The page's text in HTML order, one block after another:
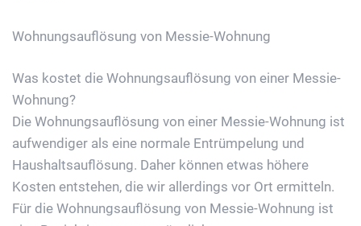
Wohnungsauflösung von Messie-Wohnung
Was kostet die Wohnungsauflösung von einer Messie-
Wohnung?
Die Wohnungsauflösung von einer Messie-Wohnung ist
aufwendiger als eine normale Entrümpelung und
Haushaltsauflösung. Daher können etwas höhere
Kosten entstehen, die wir allerdings vor Ort ermitteln.
Für die Wohnungsauflösung von Messie-Wohnung ist